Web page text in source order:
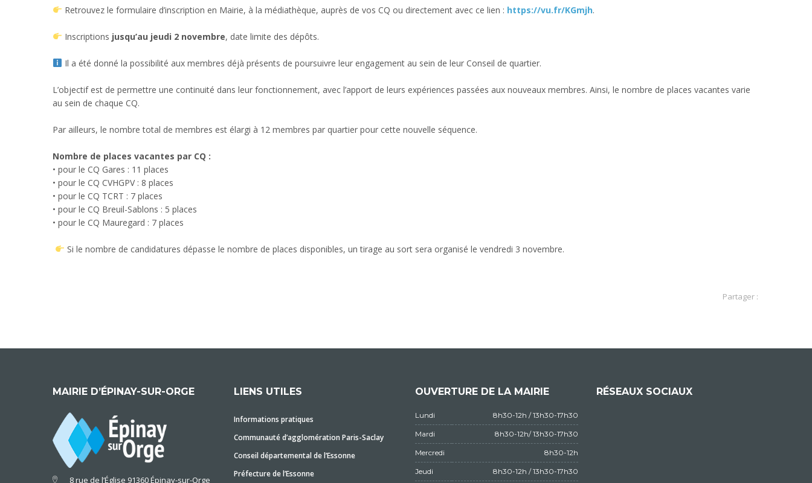
Retrouvez le formulaire d’inscription en Mairie, à la médiathèque, auprès de vos CQ ou directement avec ce lien : https://vu.fr/KGmjh.
Inscriptions jusqu’au jeudi 2 novembre, date limite des dépôts.
Il a été donné la possibilité aux membres déjà présents de poursuivre leur engagement au sein de leur Conseil de quartier.
L’objectif est de permettre une continuité dans leur fonctionnement, avec l’apport de leurs expériences passées aux nouveaux membres. Ainsi, le nombre de places vacantes varie
au sein de chaque CQ.
Par ailleurs, le nombre total de membres est élargi à 12 membres par quartier pour cette nouvelle séquence.
Nombre de places vacantes par CQ :
• pour le CQ Gares : 11 places
• pour le CQ CVHGPV : 8 places
• pour le CQ TCRT : 7 places
• pour le CQ Breuil-Sablons : 5 places
• pour le CQ Mauregard : 7 places
Si le nombre de candidatures dépasse le nombre de places disponibles, un tirage au sort sera organisé le vendredi 3 novembre.
Partager :
MAIRIE D’ÉPINAY-SUR-ORGE
8 rue de l’Église 91360 Épinay-sur-Orge
LIENS UTILES
Informations pratiques
Communauté d’agglomération Paris-Saclay
Conseil départemental de l’Essonne
Préfecture de l’Essonne
OUVERTURE DE LA MAIRIE
Lundi 8h30-12h / 13h30-17h30
Mardi 8h30-12h/ 13h30-17h30
Mercredi 8h30-12h
Jeudi 8h30-12h / 13h30-17h30
RÉSEAUX SOCIAUX